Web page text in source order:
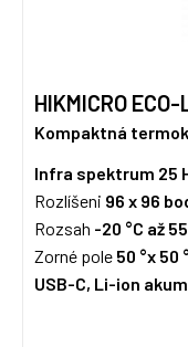
HIKMICRO
Kompaktná
Infra spektrum 25
Rozlíšeni 96 x 96
Rozsah -20 °C až
Zorné pole 50 °x 50 °
USB-C, Li-ion